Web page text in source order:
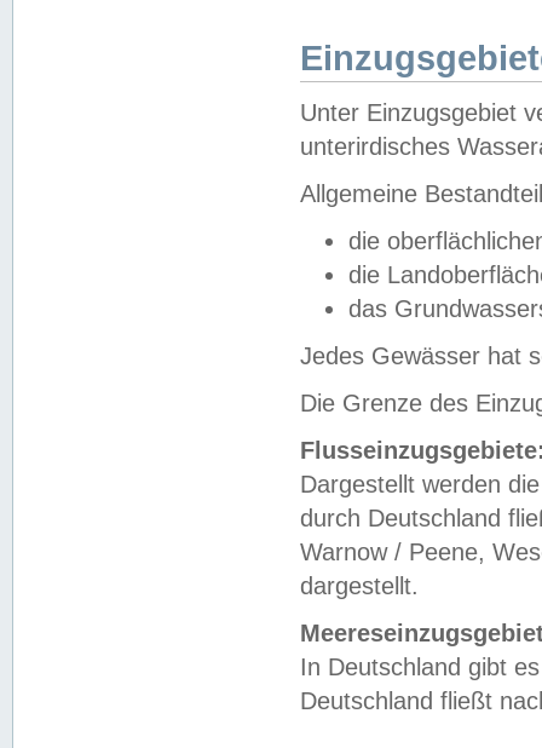
Unter Einzugsgebiet
unterirdisches
Allgemeine
die
die
das
Jedes Gewässer hat
Die Grenze des
Dargestellt werden
durch Deutschland
Warnow / Peene,
dargestellt.
In Deutschland gibt
Deutschland fließt